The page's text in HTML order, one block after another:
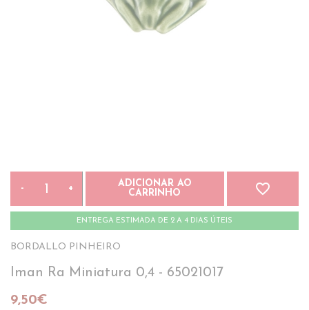
- +
ADICIONAR AO
CARRINHO
favorite_border
ENTREGA ESTIMADA DE 2 A 4 DIAS ÚTEIS
BORDALLO PINHEIRO
Iman Ra Miniatura 0,4 - 65021017
9,50€